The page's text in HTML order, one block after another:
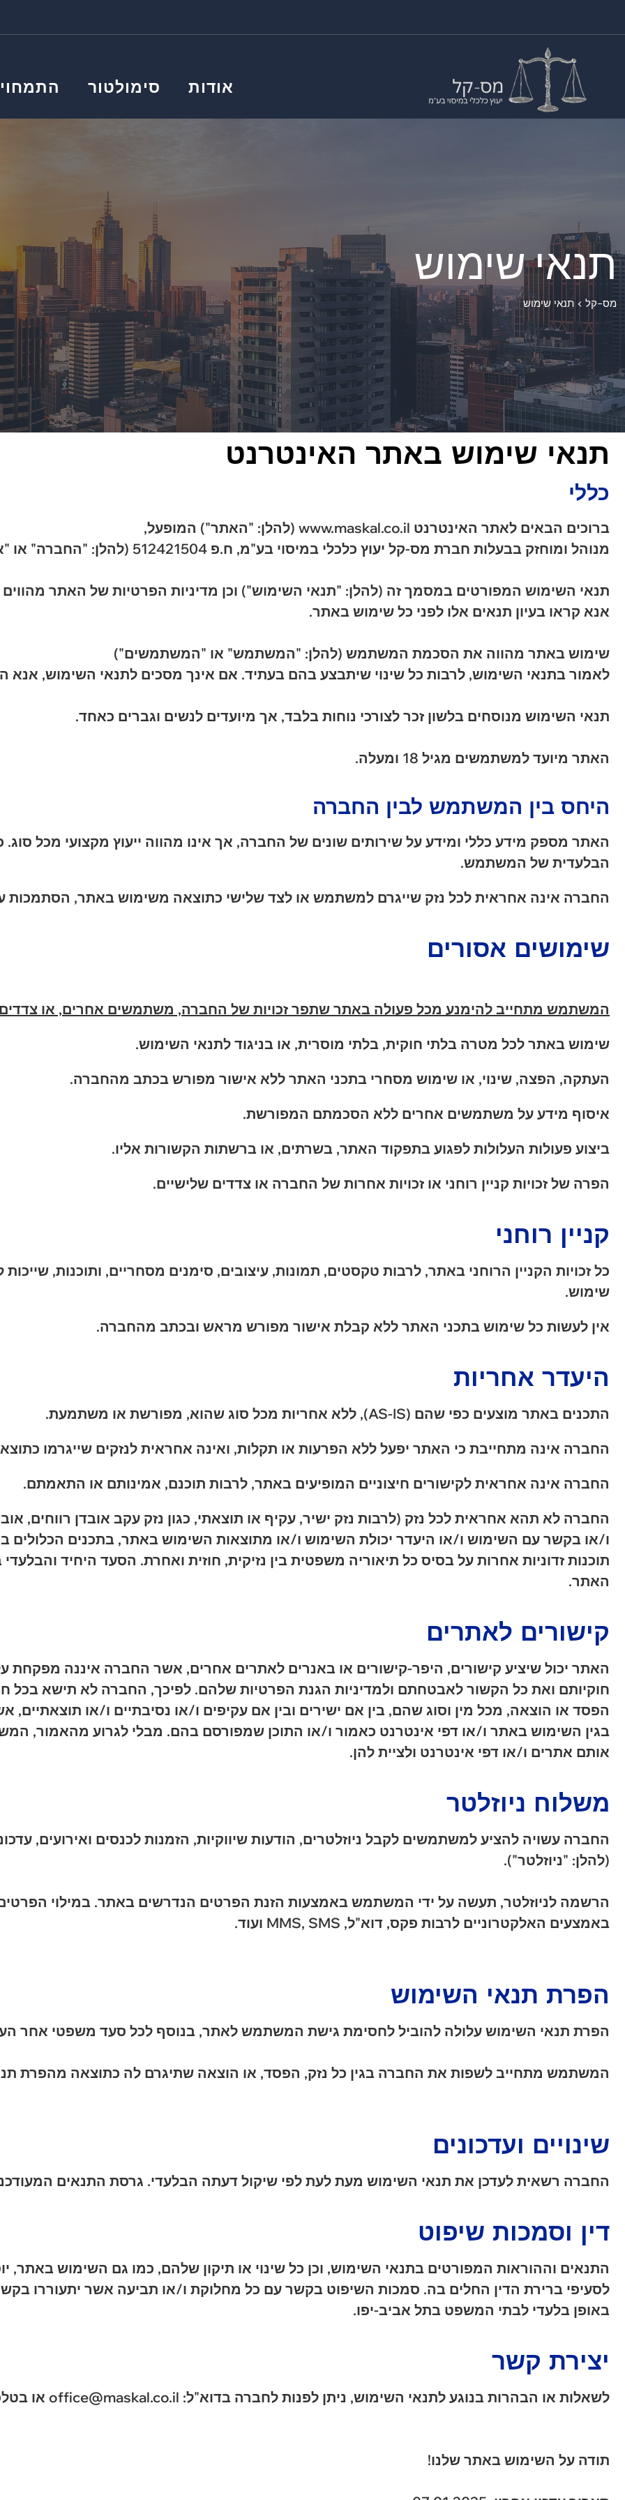
אודות סימולטור
תנאי שימוש
מס-קל > תנאי שימוש
תנאי שימוש באתר האינטרנט
כללי
ברוכים הבאים לאתר האינטרנט www.maskal.co.il (להלן: "האתר") המופעל,
מנוהל ומוחזק בבעלות חברת מס-קל יעוץ כלכלי במיסוי בע"מ, ח.פ 512421504 (להלן: "החברה" או "אנחנו").
תנאי השימוש המפורטים במסמך זה (להלן: "תנאי השימוש") וכן מדיניות הפרטיות של האתר
אנא קראו בעיון תנאים אלו לפני כל שימוש באתר.
שימוש באתר מהווה את הסכמת המשתמש (להלן: "המשתמש" או "המשתמשים")
לאמור בתנאי השימוש, לרבות כל שינוי שיתבצע בהם בעתיד. אם אינך מסכים לתנאי השימוש, אנא
תנאי השימוש מנוסחים בלשון זכר לצורכי נוחות בלבד, אך מיועדים לנשים וגברים כאחד.
האתר מיועד למשתמשים מגיל 18 ומעלה.
היחס בין המשתמש לבין החברה
האתר מספק מידע כללי ומידע על שירותים שונים של החברה, אך אינו מהווה ייעוץ מקצועי מכל
הבלעדית של המשתמש.
החברה אינה אחראית לכל נזק שייגרם למשתמש או לצד שלישי כתוצאה משימוש באתר, הסתמכות
שימושים אסורים
המשתמש מתחייב להימנע מכל פעולה באתר שתפר זכויות של החברה, משתמשים אחרים, או צדדים
שימוש באתר לכל מטרה בלתי חוקית, בלתי מוסרית, או בניגוד לתנאי השימוש.
העתקה, הפצה, שינוי, או שימוש מסחרי בתכני האתר ללא אישור מפורש בכתב מהחברה.
איסוף מידע על משתמשים אחרים ללא הסכמתם המפורשת.
ביצוע פעולות העלולות לפגוע בתפקוד האתר, בשרתים, או ברשתות הקשורות אליו.
הפרה של זכויות קניין רוחני או זכויות אחרות של החברה או צדדים שלישיים.
קניין רוחני
כל זכויות הקניין הרוחני באתר, לרבות טקסטים, תמונות, עיצובים, סימנים מסחריים, ותוכנות,
שימוש.
אין לעשות כל שימוש בתכני האתר ללא קבלת אישור מפורש מראש ובכתב מהחברה.
היעדר אחריות
התכנים באתר מוצעים כפי שהם (AS-IS), ללא אחריות מכל סוג שהוא, מפורשת או משתמעת.
החברה אינה מתחייבת כי האתר יפעל ללא הפרעות או תקלות, ואינה אחראית לנזקים שייגרמו
החברה אינה אחראית לקישורים חיצוניים המופיעים באתר, לרבות תוכנם, אמינותם או התאמתם.
החברה לא תהא אחראית לכל נזק (לרבות נזק ישיר, עקיף או תוצאתי, כגון נזק עקב אובדן רווחים,
ו/או בקשר עם השימוש ו/או היעדר יכולת השימוש ו/או מתוצאות השימוש באתר, בתכנים הכלולים
תוכנות זדוניות אחרות על בסיס כל תיאוריה משפטית בין נזיקית, חוזית ואחרת. הסעד היחיד
האתר.
קישורים לאתרים
האתר יכול שיציע קישורים, היפר-קישורים או באנרים לאתרים אחרים, אשר החברה איננה מפקחת
חוקיותם ואת כל הקשור לאבטחתם ולמדיניות הגנת הפרטיות שלהם. לפיכך, החברה לא תישא בכל
הפסד או הוצאה, מכל מין וסוג שהם, בין אם ישירים ובין אם עקיפים ו/או נסיבתיים ו/או
בגין השימוש באתר ו/או דפי אינטרנט כאמור ו/או התוכן שמפורסם בהם. מבלי לגרוע מהאמור,
אותם אתרים ו/או דפי אינטרנט ולציית להן.
משלוח ניוזלטר
החברה עשויה להציע למשתמשים לקבל ניוזלטרים, הודעות שיווקיות, הזמנות לכנסים ואירועים,
(להלן: "ניוזלטר").
הרשמה לניוזלטר, תעשה על ידי המשתמש באמצעות הזנת הפרטים הנדרשים באתר. במילוי
באמצעים האלקטרוניים לרבות פקס, דוא"ל, MMS, SMS ועוד.
הפרת תנאי השימוש
הפרת תנאי השימוש עלולה להוביל לחסימת גישת המשתמש לאתר, בנוסף לכל סעד משפטי אחר
המשתמש מתחייב לשפות את החברה בגין כל נזק, הפסד, או הוצאה שתיגרם לה כתוצאה מהפרת
שינויים ועדכונים
החברה רשאית לעדכן את תנאי השימוש מעת לעת לפי שיקול דעתה הבלעדי. גרסת התנאים
דין וסמכות שיפוט
התנאים וההוראות המפורטים בתנאי השימוש, וכן כל שינוי או תיקון שלהם, כמו גם השימוש באתר,
לסעיפי ברירת הדין החלים בה. סמכות השיפוט בקשר עם כל מחלוקת ו/או תביעה אשר יתעוררו
באופן בלעדי לבתי המשפט בתל אביב-יפו.
יצירת קשר
לשאלות או הבהרות בנוגע לתנאי השימוש, ניתן לפנות לחברה בדוא"ל: office@maskal.co.il או בטלפון: 03-7526429
תודה על השימוש באתר שלנו!